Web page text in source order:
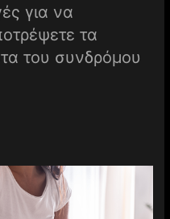
για να
τα
του συνδρόμου